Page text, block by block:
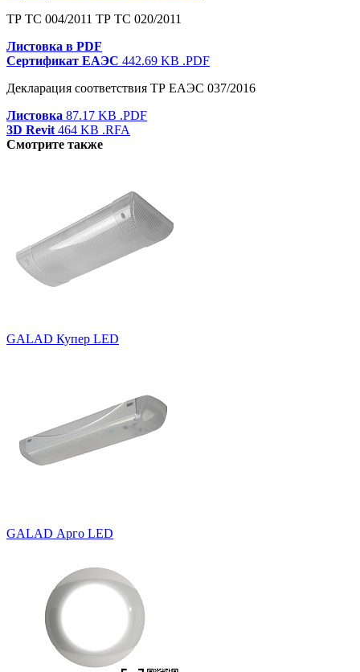
ТР ТС 004/2011 ТР ТС 020/2011
Листовка в PDF
Сертификат ЕАЭС 442.69 KB .PDF
Декларация соответствия ТР ЕАЭС 037/2016
Листовка 87.17 KB .PDF
3D Revit 464 KB .RFA
Смотрите также
GALAD Купер LED
GALAD Арго LED